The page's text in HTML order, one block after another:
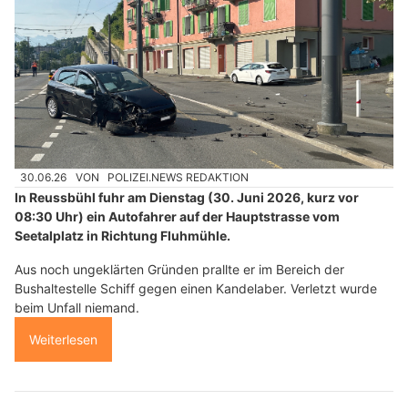
30.06.26 VON POLIZEI.NEWS REDAKTION
In Reussbühl fuhr am Dienstag (30. Juni 2026, kurz vor
08:30 Uhr) ein Autofahrer auf der Hauptstrasse vom
Seetalplatz in Richtung Fluhmühle.
Aus noch ungeklärten Gründen prallte er im Bereich der
Bushaltestelle Schiff gegen einen Kandelaber. Verletzt wurde
beim Unfall niemand.
Weiterlesen